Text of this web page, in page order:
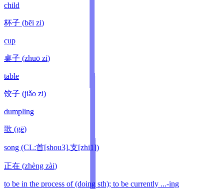
child
杯子 (bēi zi)
cup
桌子 (zhuō zi)
table
饺子 (jiǎo zi)
dumpling
歌 (gē)
song (CL:首[shou3],支[zhi1])
正在 (zhèng zài)
to be in the process of (doing sth); to be currently ...-ing